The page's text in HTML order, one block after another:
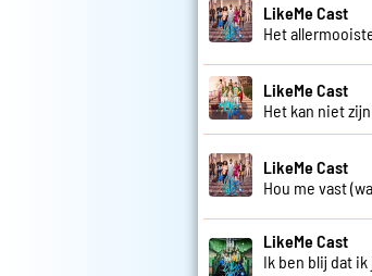
LikeMe Cast
Het
LikeMe Cast
Het kan niet zijn
LikeMe Cast
Hou me vast
LikeMe Cast
Ik ben blij dat